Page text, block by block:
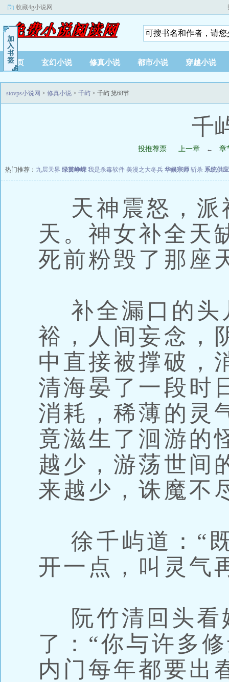
收藏4g小说网
首页 玄幻小说 修真小说 都市小说 穿越小说
stovps小说网 > 修真小说 > 千屿 > 千屿 第68节
千
投推荐票 上一章 ← 章
热门推荐： 九层天界 绿茵峥嵘 我是杀毒软件 美漫之大冬兵 华娱宗师 斩杀 系统供
天神震怒，派
天。神女补全天
死前粉毁了那座
补全漏口的头
裕，人间妄念，
中直接被撑破，
清海晏了一段时
消耗，稀薄的灵
竟滋生了洄游的
越少，游荡世间
来越少，诛魔不
徐千屿道：“
开一点，叫灵气
阮竹清回头看
了：“你与许多
内门每年都要出